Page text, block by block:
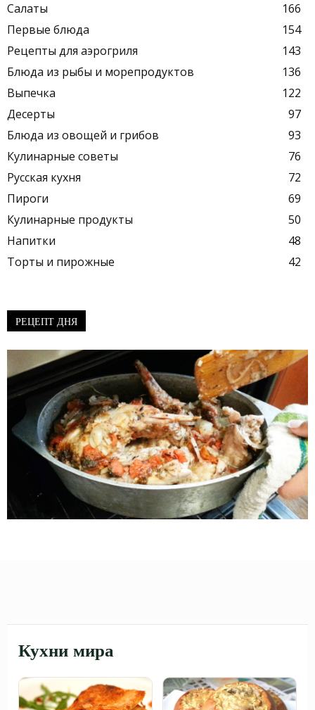
Салаты
166
Первые блюда
154
Рецепты для аэрогриля
143
Блюда из рыбы и морепродуктов
136
Выпечка
122
Десерты
97
Блюда из овощей и грибов
93
Кулинарные советы
76
Русская кухня
72
Пироги
69
Кулинарные продукты
50
Напитки
48
Торты и пирожные
42
РЕЦЕПТ ДНЯ
Кухни мира